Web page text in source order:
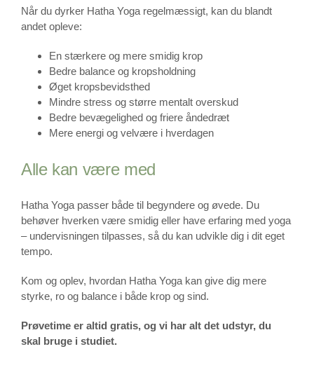
Når du dyrker Hatha Yoga regelmæssigt, kan du blandt
andet opleve:
En stærkere og mere smidig krop
Bedre balance og kropsholdning
Øget kropsbevidsthed
Mindre stress og større mentalt overskud
Bedre bevægelighed og friere åndedræt
Mere energi og velvære i hverdagen
Alle kan være med
Hatha Yoga passer både til begyndere og øvede. Du
behøver hverken være smidig eller have erfaring med yoga
– undervisningen tilpasses, så du kan udvikle dig i dit eget
tempo.
Kom og oplev, hvordan Hatha Yoga kan give dig mere
styrke, ro og balance i både krop og sind.
Prøvetime er altid gratis, og vi har alt det udstyr, du
skal bruge i studiet.